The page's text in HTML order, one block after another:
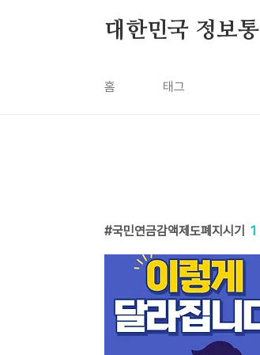
대한민국 정보통
홈 태그
국민연금감액제도폐지시기 1